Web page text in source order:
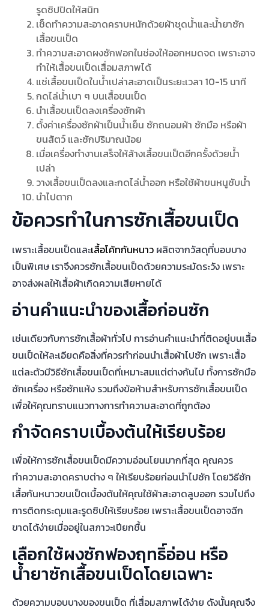
รูดซิปปิดให้สนิท
เช็ดทำความสะอาดคราบหนักด้วยผ้าชุดน้ำและน้ำยาซัก
เสื้อขนเป็ด
ทำความสะอาดผงซักฟอกในช่องให้ออกหมดจด เพราะอาจ
ทำให้เสื้อขนเป็ดเสื่อมสภาพได้
แช่เสื้อขนเป็ดในน้ำเปล่าสะอาดเป็นระยะเวลา 10-15 นาที
กดไล่น้ำเบา ๆ บนเสื้อขนเป็ด
นำเสื้อขนเป็ดลงเครื่องซักผ้า
ตั้งค่าเครื่องซักผ้าเป็นน้ำเย็น ซักถนอมผ้า ซักมือ หรือผ้า
ขนสัตว์ และซักปริมาณน้อย
เมื่อเครื่องทำงานเสร็จให้ล้างเสื้อขนเป็ดอีกครั้งด้วยน้ำ
เปล่า
วางเสื้อขนเป็ดลงและกดไล่น้ำออก หรือใช้ผ้าขนหนูซับน้ำ
นำไปตาก
ข้อควรทำในการซักเสื้อขนเป็ด
เพราะเสื้อขนเป็ดและเสื้อโค้ทกันหนาว ผลิตจากวัสดุที่บอบบาง
เป็นพิเศษ เราจึงควรซักเสื้อขนเป็ดด้วยความระมัดระวัง เพราะ
อาจส่งผลให้เสื้อผ้าเกิดความเสียหายได้
อ่านคำแนะนำของเสื้อก่อนซัก
เช่นเดียวกับการซักเสื้อผ้าทั่วไป การอ่านคำแนะนำที่ติดอยู่บนเสื้อ
ขนเป็ดให้ละเอียดคือสิ่งที่ควรทำก่อนนำเสื้อผ้าไปซัก เพราะเสื้อ
แต่ละตัวมีวิธีซักเสื้อขนเป็ดที่เหมาะสมแต่ต่างกันไป ทั้งการซักมือ
ซักเครื่อง หรือซักแห้ง รวมถึงข้อห้ามสำหรับการซักเสื้อขนเป็ด
เพื่อให้คุณทราบแนวทางการทำความสะอาดที่ถูกต้อง
กำจัดคราบเบื้องต้นให้เรียบร้อย
เพื่อให้การซักเสื้อขนเป็ดมีความอ่อนโยนมากที่สุด คุณควร
ทำความสะอาดคราบต่าง ๆ ให้เรียบร้อยก่อนนำไปซัก โดยวิธีซัก
เสื้อกันหนาวขนเป็ดเบื้องต้นให้คุณใช้ผ้าสะอาดลูบออก รวมไปถึง
การติดกระดุมและรูดซิปให้เรียบร้อย เพราะเสื้อขนเป็ดอาจฉีก
ขาดได้ง่ายเมื่ออยู่ในสภาวะเปียกชื้น
เลือกใช้ผงซักฟองฤทธิ์อ่อน หรือ
น้ำยาซักเสื้อขนเป็ดโดยเฉพาะ
ด้วยความบอบบางของขนเป็ด ที่เสื่อมสภาพได้ง่าย ดังนั้นคุณจึง